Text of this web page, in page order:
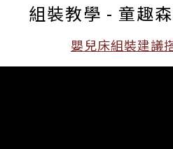
組裝教學 - 童趣
嬰兒床組裝建議